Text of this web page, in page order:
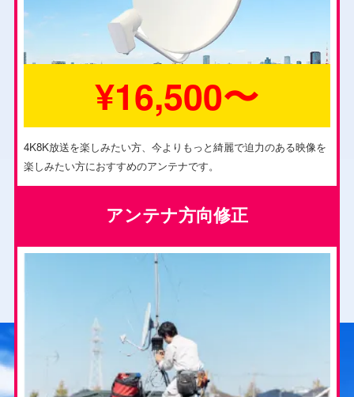
¥16,500〜
4K8K放送を楽しみたい方、今よりもっと綺麗で迫力のある映像を
楽しみたい方におすすめのアンテナです。
アンテナ方向修正